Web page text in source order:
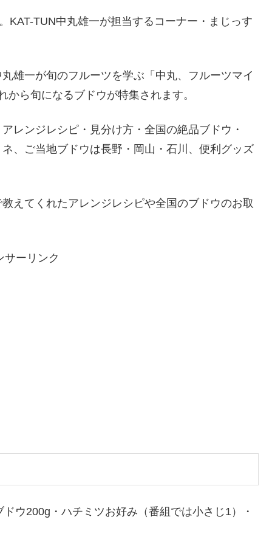
KAT-TUN中丸雄一が担当するコーナー・まじっす
雄一が旬のフルーツを学ぶ「中丸、フルーツマイ
ら旬になるブドウが特集されます。
レンジレシピ・見分け方・全国の絶品ブドウ・
、ご当地ブドウは長野・岡山・石川、便利グッズ
えてくれたアレンジレシピや全国のブドウのお取
サーリンク
ウ200g・ハチミツお好み（番組では小さじ1）・